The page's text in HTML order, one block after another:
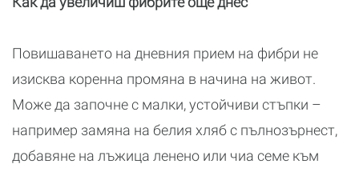
Повишаването на дневния прием на фибри не
изисква коренна промяна в начина на живот.
Може да започне с малки, устойчиви стъпки –
например замяна на белия хляб с пълнозърнест,
добавяне на лъжица ленено или чиа семе към